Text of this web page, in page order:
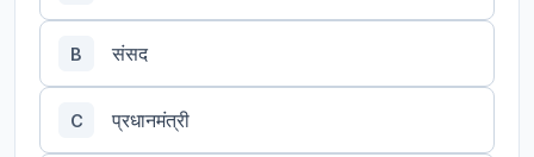
B संसद
C प्रधानमंत्री